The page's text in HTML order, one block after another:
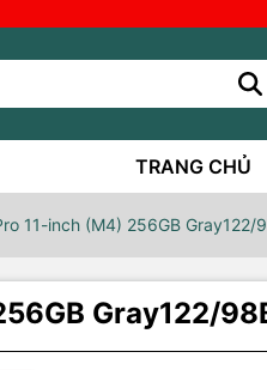
TRANG CHỦ
11-inch (M4) 256GB Gray122/
Gray122/